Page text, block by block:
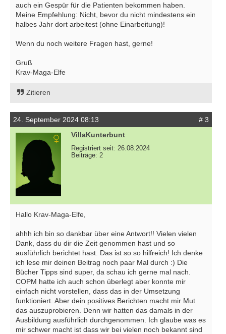
auch ein Gespür für die Patienten bekommen haben.
Meine Empfehlung: Nicht, bevor du nicht mindestens ein
halbes Jahr dort arbeitest (ohne Einarbeitung)!
Wenn du noch weitere Fragen hast, gerne!
Gruß
Krav-Maga-Elfe
Zitieren
24. September 2024 08:13
# 3
VillaKunterbunt
Registriert seit: 26.08.2024
Beiträge: 2
Hallo Krav-Maga-Elfe,
ahhh ich bin so dankbar über eine Antwort!! Vielen vielen
Dank, dass du dir die Zeit genommen hast und so
ausführlich berichtet hast. Das ist so so hilfreich! Ich denke
ich lese mir deinen Beitrag noch paar Mal durch :) Die
Bücher Tipps sind super, da schau ich gerne mal nach.
COPM hatte ich auch schon überlegt aber konnte mir
einfach nicht vorstellen, dass das in der Umsetzung
funktioniert. Aber dein positives Berichten macht mir Mut
das auszuprobieren. Denn wir hatten das damals in der
Ausbildung ausführlich durchgenommen. Ich glaube was es
mir schwer macht ist dass wir bei vielen noch bekannt sind